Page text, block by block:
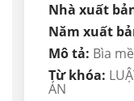
Nhà xuất
Năm xuất
Mô tả: Bìa
Từ khóa:
ÁN